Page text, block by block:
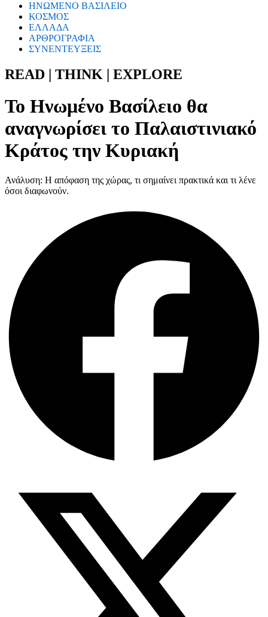
ΗΝΩΜΕΝΟ ΒΑΣΙΛΕΙΟ
ΚΟΣΜΟΣ
ΕΛΛΑΔΑ
ΑΡΘΡΟΓΡΑΦΙΑ
ΣΥΝΕΝΤΕΥΞΕΙΣ
READ | THINK | EXPLORE
Το Ηνωμένο Βασίλειο θα
αναγνωρίσει το Παλαιστινιακό
Κράτος την Κυριακή
Ανάλυση: Η απόφαση της χώρας, τι σημαίνει πρακτικά και τι λένε
όσοι διαφωνούν.